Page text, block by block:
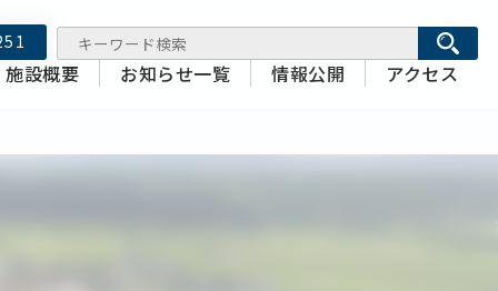
施設概要 お知らせ一覧 情報公開 アクセス